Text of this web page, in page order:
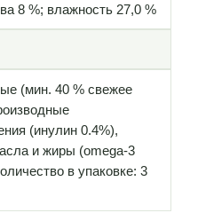
8 %; влажность 27,0 %
(мин. 40 % свежее
(инулин 0.4%),
и жиры (omega-3
в упаковке: 3